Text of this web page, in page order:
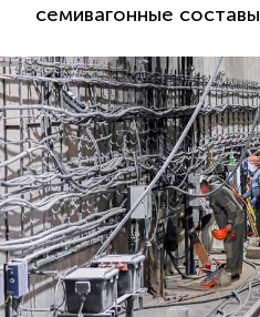
семивагонные составы